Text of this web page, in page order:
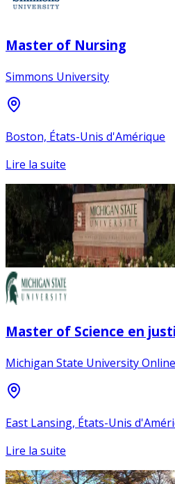
Master of Nursing
Simmons University
Boston, États-Unis d'Amérique
Lire la suite
Master of Science en
Michigan State University Online
East Lansing, États-Unis
Lire la suite